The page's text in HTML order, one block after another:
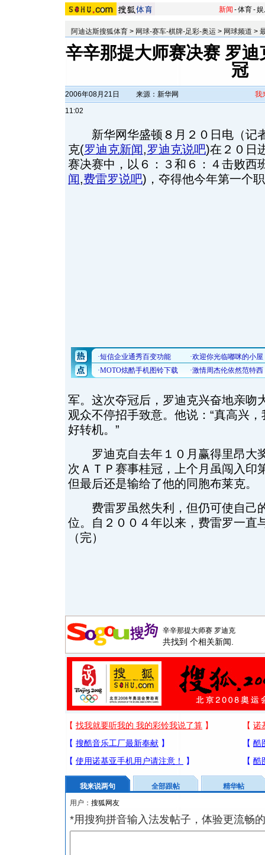
新闻 -体育-
阿迪达斯搜狐体育 > 网球-赛车-棋牌-足彩-奥运 > 网球频道 >
辛辛那提大师赛决赛 罗
冠
2006年08月21日
11:02
来源：新华网 我
新华网华盛顿８月２０日电（记
克(罗迪克新闻,罗迪克说吧)在２０日
赛决赛中，以６：３和６：４击败西
闻,费雷罗说吧) ，夺得他今年第一个
军。这次夺冠后，罗迪克兴奋地亲吻
观众不停招手致意。他说：“真高兴
好转机。”
罗迪克自去年１０月赢得里昂大
次ＡＴＰ赛事桂冠，上个月虽闯入印
但最后还是输给了他的同胞布莱克。
费雷罗虽然失利，但仍可使自己
位。自２００４年以来，费雷罗一直
（完）
共找到 个相关新闻.
我来说两句 全部跟帖
精华帖
用户：
*用搜狗拼音输入法发帖子，体验更流畅